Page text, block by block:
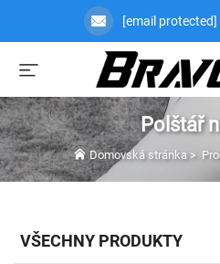
[email protected]
Polštář
Domovská stránka>
VŠECHNY PRODUKTY